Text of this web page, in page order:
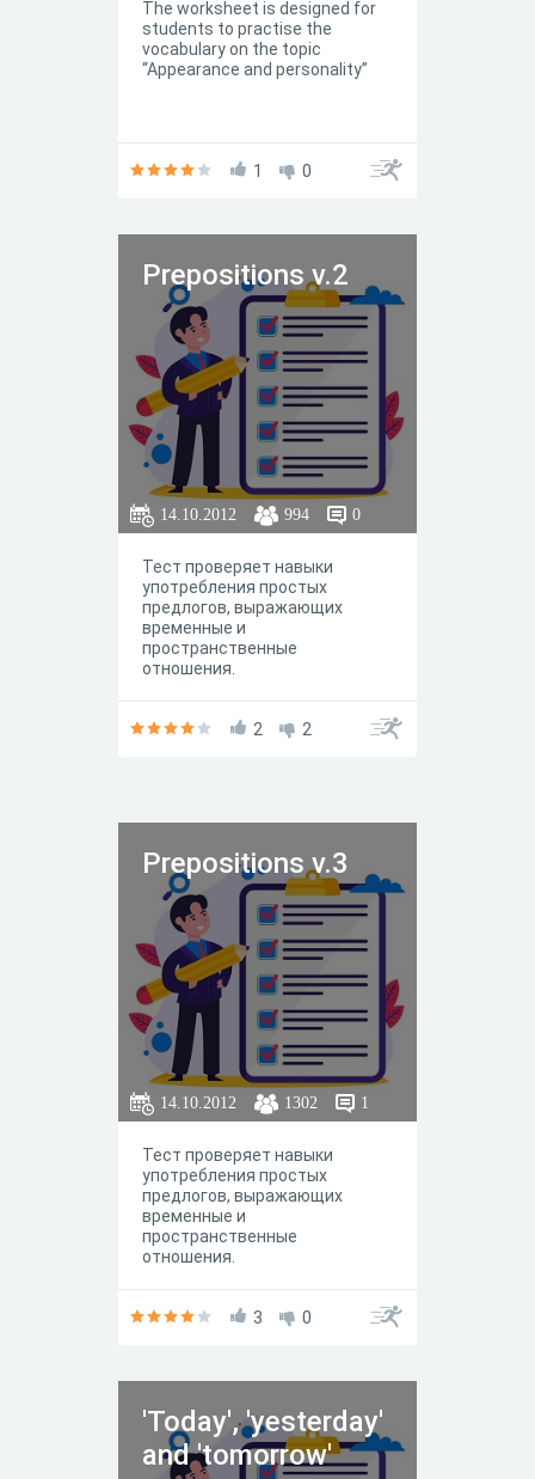
The worksheet is designed for
students to practise the
vocabulary on the topic
“Appearance and personality”
1 0
Prepositions v.2
14.10.2012 994 0
Тест проверяет навыки
употребления простых
предлогов, выражающих
временные и
пространственные
отношения.
2 2
Prepositions v.3
14.10.2012 1302 1
Тест проверяет навыки
употребления простых
предлогов, выражающих
временные и
пространственные
отношения.
3 0
'Today', 'yesterday'
and 'tomorrow'